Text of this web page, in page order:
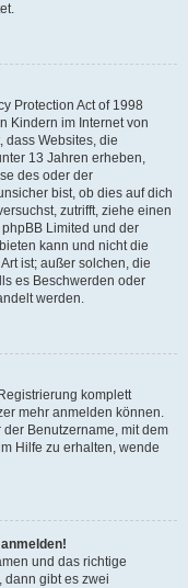
Protection Act of 1998
Kindern im Internet von
dass Websites, die
13 Jahren erheben,
des oder der
bist, ob dies auf dich
zutrifft, ziehe einen
Limited und der
kann und nicht die
ist; außer solchen, die
es Beschwerden oder
werden.
komplett
mehr anmelden können.
Benutzername, mit dem
Hilfe zu erhalten, wende
und das richtige
dann gibt es zwei